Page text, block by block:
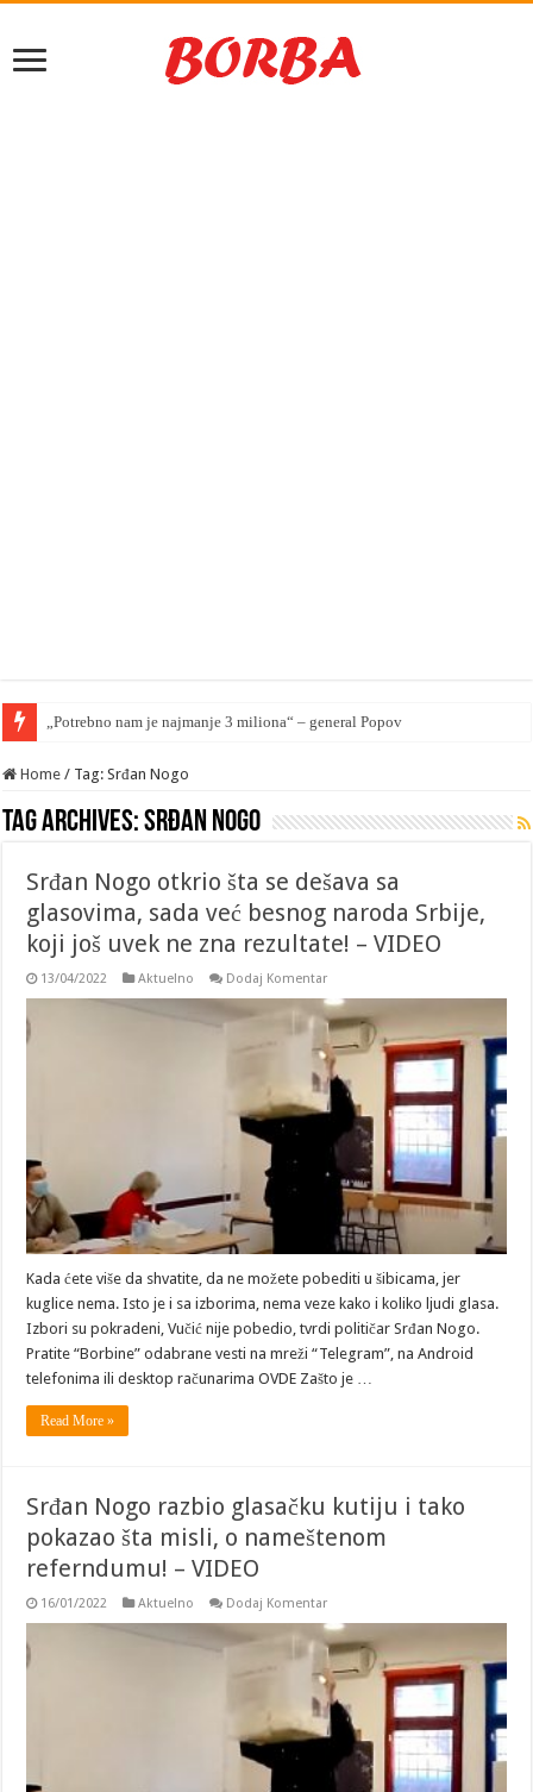
Home / Tag: Srđan Nogo
Tag Archives:Srđan Nogo
Srđan Nogo otkrio šta se dešava sa
glasovima, sada već besnog naroda Srbije,
koji još uvek ne zna rezultate! – VIDEO
13/04/2022 Aktuelno Dodaj Komentar
Kada ćete više da shvatite, da ne možete pobediti u šibicama, jer
kuglice nema. Isto je i sa izborima, nema veze kako i koliko ljudi glasa.
Izbori su pokradeni, Vučić nije pobedio, tvrdi političar Srđan Nogo.
Pratite “Borbine” odabrane vesti na mreži “Telegram”, na Android
telefonima ili desktop računarima OVDE Zašto je …
Read More »
Srđan Nogo razbio glasačku kutiju i tako
pokazao šta misli, o nameštenom
referndumu! – VIDEO
16/01/2022 Aktuelno Dodaj Komentar